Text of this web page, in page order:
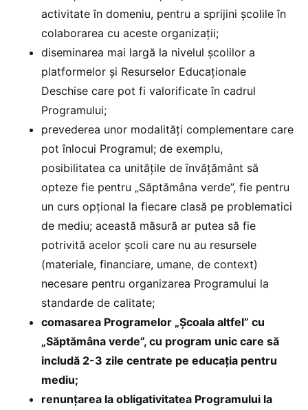
activitate în domeniu, pentru a sprijini școlile în
colaborarea cu aceste organizații;
diseminarea mai largă la nivelul școlilor a
platformelor și Resurselor Educaționale
Deschise care pot fi valorificate în cadrul
Programului;
prevederea unor modalități complementare care
pot înlocui Programul; de exemplu,
posibilitatea ca unitățile de învățământ să
opteze fie pentru „Săptămâna verde”, fie pentru
un curs opțional la fiecare clasă pe problematici
de mediu; această măsură ar putea să fie
potrivită acelor școli care nu au resursele
(materiale, financiare, umane, de context)
necesare pentru organizarea Programului la
standarde de calitate;
comasarea Programelor „Școala altfel” cu
„Săptămâna verde”, cu program unic care să
includă 2-3 zile centrate pe educația pentru
mediu;
renunțarea la obligativitatea Programului la